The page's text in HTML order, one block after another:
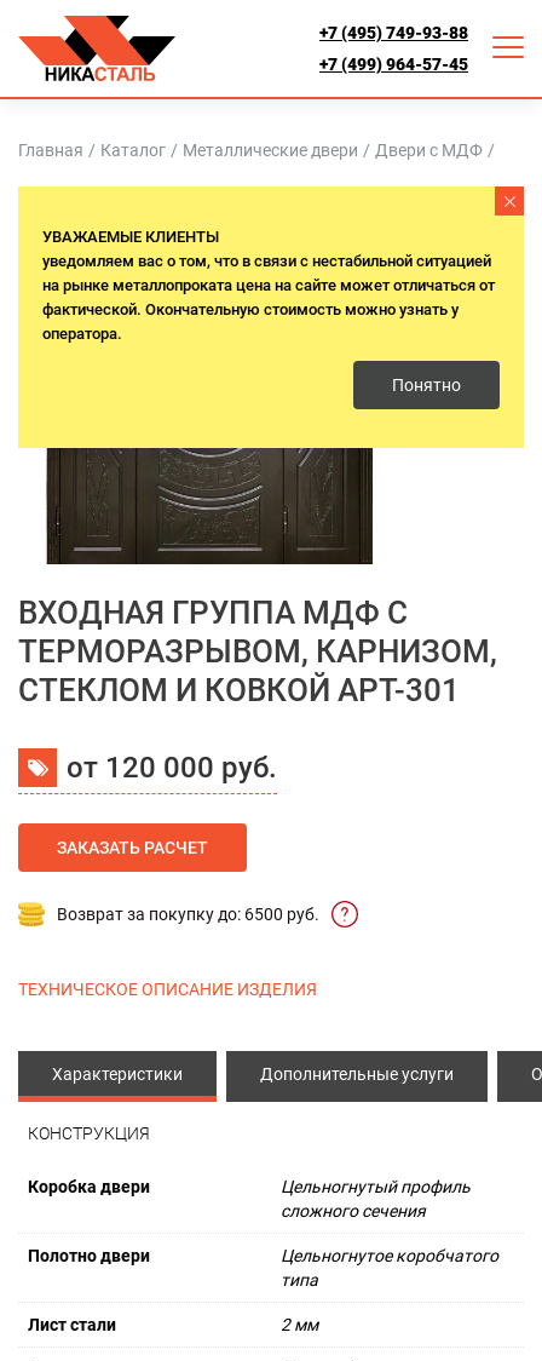
+7 (495) 749-93-88
+7 (499) 964-57-45
Главная / Каталог / Металлические двери / Двери с МДФ /
Термо
ВХОДНАЯ ГРУППА МДФ С
ТЕРМОРАЗРЫВОМ, КАРНИЗОМ,
СТЕКЛОМ И КОВКОЙ АРТ-301
от 120 000 руб.
ЗАКАЗАТЬ РАСЧЕТ
Возврат за покупку до: 6500 руб.
ТЕХНИЧЕСКОЕ ОПИСАНИЕ ИЗДЕЛИЯ
Характеристики Дополнительные услуги
КОНСТРУКЦИЯ
Коробка двери
Цельногнутый профиль
сложного сечения
Полотно двери
Цельногнутое коробчатого
типа
Лист стали 2 мм